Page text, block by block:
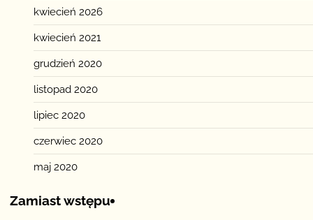
kwiecień 2026
kwiecień 2021
grudzień 2020
listopad 2020
lipiec 2020
czerwiec 2020
maj 2020
Zamiast wstępu